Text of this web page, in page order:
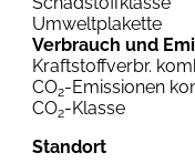
Umweltplakette
Verbrauch und
Kraftstoffverbr.
CO2-Emissionen
CO2-Klasse
Standort